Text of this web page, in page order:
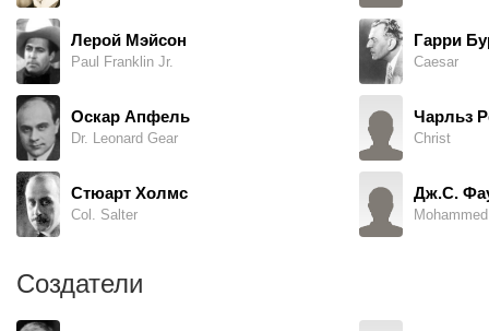
Лерой Мэйсон
Paul Franklin Jr.
Оскар Апфель
Dr. Leonard Gear
Стюарт Холмс
Col. Salter
Гарри
Caesar
Чарльз
Christ
Дж.С.
Mohammed
Создатели